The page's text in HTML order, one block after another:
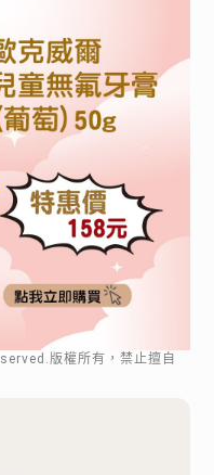
版權所有，禁止擅自